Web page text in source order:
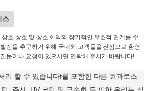
스
상호 상호 및 상호 이익의 장기적인 우호적 관계를 수
전을 추구하기 위해 국내외 고객들을 진심으로 환영
문이나 요청이 있으시면 연락해 주시기 바랍니다!
리 할 수 있습니다f를 포함한 다른 효과로스